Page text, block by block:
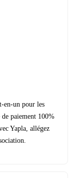
en-un pour les
paiement 100%
Yapla, allégez